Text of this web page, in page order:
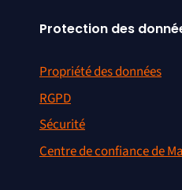
Protection des
Propriété des données
RGPD
Sécurité
Centre de confiance de